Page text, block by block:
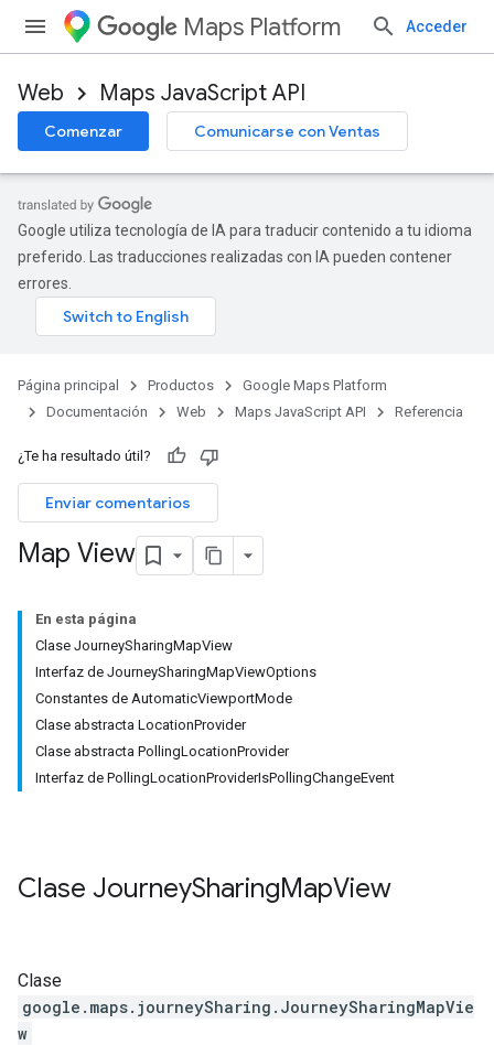
Maps Platform Acceder
Web Maps JavaScript API
Comenzar Comunicarse con Ventas
Google utiliza tecnología de IA para traducir contenido a tu idioma
preferido. Las traducciones realizadas con IA pueden contener
errores.
Página principal Productos
Google Maps Platform
Documentación
Web Maps JavaScript API Referencia
¿Te ha resultado útil?
Enviar comentarios
Map View
En esta página
Clase JourneySharingMapView
Interfaz de JourneySharingMapViewOptions
Constantes de AutomaticViewportMode
Clase abstracta LocationProvider
Clase abstracta PollingLocationProvider
Interfaz de PollingLocationProviderIsPollingChangeEvent
Clase JourneySharingMapView
Clase
google.maps.journeySharing . JourneySharingMapVie
w